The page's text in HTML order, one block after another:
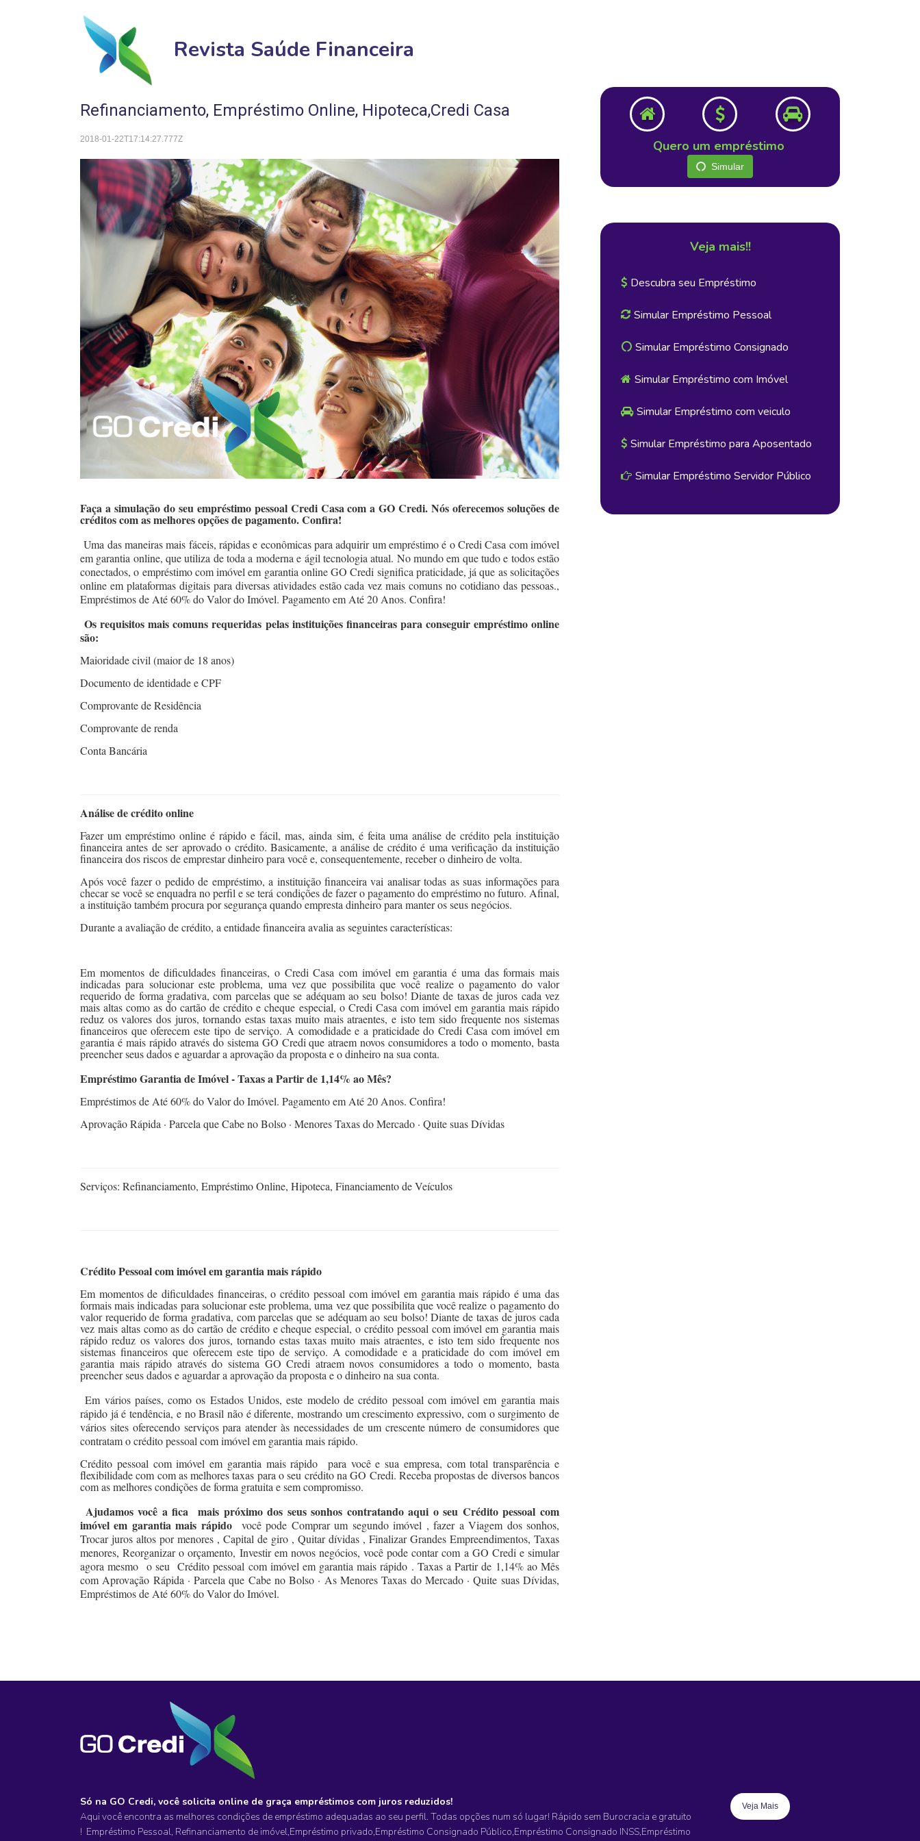
Revista Saúde Financeira
Refinanciamento, Empréstimo Online, Hipoteca,Credi Casa
2018-01-22T17:14:27.777Z
Faça a simulação do seu empréstimo pessoal Credi Casa com a GO Credi. Nós oferecemos soluções de
créditos com as melhores opções de pagamento. Confira!
Uma das maneiras mais fáceis, rápidas e econômicas para adquirir um empréstimo é o Credi Casa com imóvel
em garantia online, que utiliza de toda a moderna e ágil tecnologia atual. No mundo em que tudo e todos estão
conectados, o empréstimo com imóvel em garantia online GO Credi significa praticidade, já que as solicitações
online em plataformas digitais para diversas atividades estão cada vez mais comuns no cotidiano das pessoas.,
Empréstimos de Até 60% do Valor do Imóvel. Pagamento em Até 20 Anos. Confira!
Os requisitos mais comuns requeridas pelas instituições financeiras para conseguir empréstimo online
são:
Maioridade civil (maior de 18 anos)
Documento de identidade e CPF
Comprovante de Residência
Comprovante de renda
Conta Bancária
Análise de crédito online
Fazer um empréstimo online é rápido e fácil, mas, ainda sim, é feita uma análise de crédito pela instituição
financeira antes de ser aprovado o crédito. Basicamente, a análise de crédito é uma verificação da instituição
financeira dos riscos de emprestar dinheiro para você e, consequentemente, receber o dinheiro de volta.
Após você fazer o pedido de empréstimo, a instituição financeira vai analisar todas as suas informações para
checar se você se enquadra no perfil e se terá condições de fazer o pagamento do empréstimo no futuro. Afinal,
a instituição também procura por segurança quando empresta dinheiro para manter os seus negócios.
Durante a avaliação de crédito, a entidade financeira avalia as seguintes características:
Em momentos de dificuldades financeiras, o Credi Casa com imóvel em garantia é uma das formais mais
indicadas para solucionar este problema, uma vez que possibilita que você realize o pagamento do valor
requerido de forma gradativa, com parcelas que se adéquam ao seu bolso! Diante de taxas de juros cada vez
mais altas como as do cartão de crédito e cheque especial, o Credi Casa com imóvel em garantia mais rápido
reduz os valores dos juros, tornando estas taxas muito mais atraentes, e isto tem sido frequente nos sistemas
financeiros que oferecem este tipo de serviço. A comodidade e a praticidade do Credi Casa com imóvel em
garantia é mais rápido através do sistema GO Credi que atraem novos consumidores a todo o momento, basta
preencher seus dados e aguardar a aprovação da proposta e o dinheiro na sua conta.
Empréstimo Garantia de Imóvel - Taxas a Partir de 1,14% ao Mês?
Empréstimos de Até 60% do Valor do Imóvel. Pagamento em Até 20 Anos. Confira!
Aprovação Rápida · Parcela que Cabe no Bolso · Menores Taxas do Mercado · Quite suas Dívidas
Serviços: Refinanciamento, Empréstimo Online, Hipoteca, Financiamento de Veículos
Crédito Pessoal com imóvel em garantia mais rápido
Em momentos de dificuldades financeiras, o crédito pessoal com imóvel em garantia mais rápido é uma das
formais mais indicadas para solucionar este problema, uma vez que possibilita que você realize o pagamento do
valor requerido de forma gradativa, com parcelas que se adéquam ao seu bolso! Diante de taxas de juros cada
vez mais altas como as do cartão de crédito e cheque especial, o crédito pessoal com imóvel em garantia mais
rápido reduz os valores dos juros, tornando estas taxas muito mais atraentes, e isto tem sido frequente nos
sistemas financeiros que oferecem este tipo de serviço. A comodidade e a praticidade do com imóvel em
garantia mais rápido através do sistema GO Credi atraem novos consumidores a todo o momento, basta
preencher seus dados e aguardar a aprovação da proposta e o dinheiro na sua conta.
Em vários países, como os Estados Unidos, este modelo de crédito pessoal com imóvel em garantia mais
rápido já é tendência, e no Brasil não é diferente, mostrando um crescimento expressivo, com o surgimento de
vários sites oferecendo serviços para atender às necessidades de um crescente número de consumidores que
contratam o crédito pessoal com imóvel em garantia mais rápido.
Crédito pessoal com imóvel em garantia mais rápido para você e sua empresa, com total transparência e
flexibilidade com com as melhores taxas para o seu crédito na GO Credi. Receba propostas de diversos bancos
com as melhores condições de forma gratuita e sem compromisso.
Ajudamos você a fica mais próximo dos seus sonhos contratando aqui o seu Crédito pessoal com
imóvel em garantia mais rápidovocê pode Comprar um segundo imóvel , fazer a Viagem dos sonhos,
Trocar juros altos por menores , Capital de giro , Quitar dívidas , Finalizar Grandes Empreendimentos, Taxas
menores, Reorganizar o orçamento, Investir em novos negócios, você pode contar com a GO Credi e simular
agora mesmo o seu Crédito pessoal com imóvel em garantia mais rápido . Taxas a Partir de 1,14% ao Mês‎
com Aprovação Rápida · Parcela que Cabe no Bolso · As Menores Taxas do Mercado · Quite suas Dívidas,
Empréstimos de Até 60% do Valor do Imóvel.
Quero um empréstimo
Simular
Veja mais!!
Descubra seu Empréstimo
Simular Empréstimo Pessoal
Simular Empréstimo Consignado
Simular Empréstimo com Imóvel
Simular Empréstimo com veiculo
Simular Empréstimo para Aposentado
Simular Empréstimo Servidor Público
Só na GO Credi, você solicita online de graça empréstimos com juros reduzidos!
Aqui você encontra as melhores condições de empréstimo adequadas ao seu perfil. Todas opções num só lugar! Rápido sem Burocracia e gratuito
! Empréstimo Pessoal, Refinanciamento de imóvel,Empréstimo privado,Empréstimo Consignado Público,Empréstimo Consignado INSS,Empréstimo
Veja Mais